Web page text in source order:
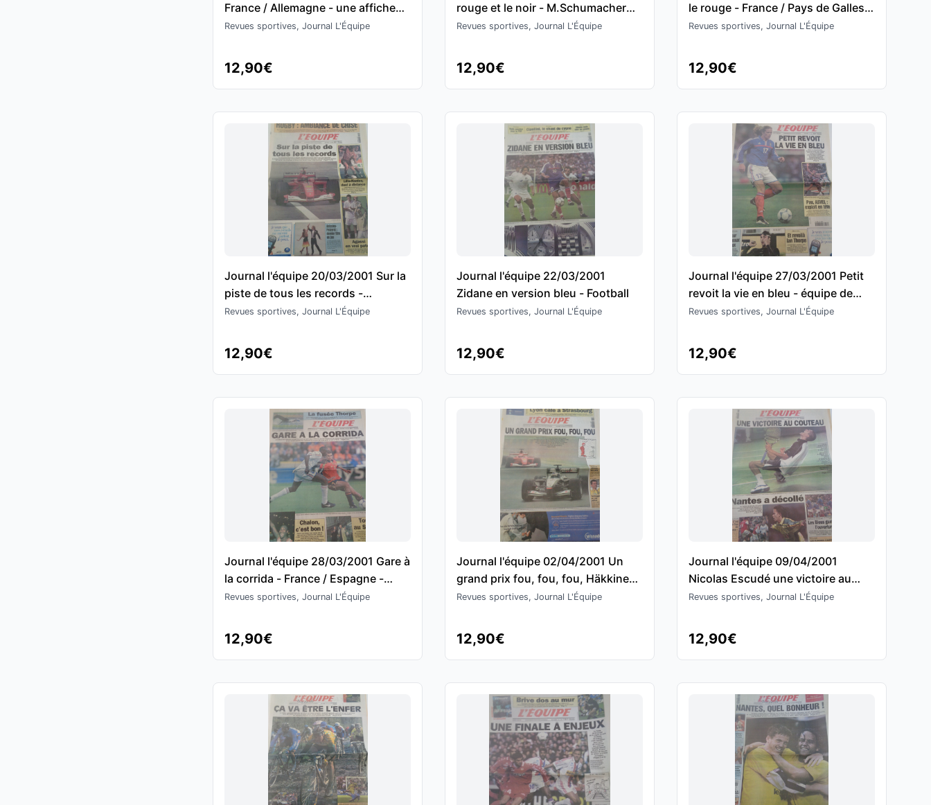
France / Allemagne - une affiche
indémodable - Football
Revues sportives, Journal L'Équipe
12,90€
rouge et le noir - M.Schumacher
remporte le GP d'Australie -
Revues sportives, Journal L'Équipe
12,90€
le rouge - France / Pays de Galles -
Tournoi des Six Nations - rugby
Revues sportives, Journal L'Équipe
12,90€
Journal l'équipe 20/03/2001 Sur la
piste de tous les records -
M.Schumacher 46 victoires en GP
Revues sportives, Journal L'Équipe
12,90€
Journal l'équipe 22/03/2001
Zidane en version bleu - Football
Revues sportives, Journal L'Équipe
12,90€
Journal l'équipe 27/03/2001 Petit
revoit la vie en bleu - équipe de
France - Football
Revues sportives, Journal L'Équipe
12,90€
Journal l'équipe 28/03/2001 Gare à
la corrida - France / Espagne -
Football
Revues sportives, Journal L'Équipe
12,90€
Journal l'équipe 02/04/2001 Un
grand prix fou, fou, fou, Häkkinen
- Montoya - Schumacher - Formule
Revues sportives, Journal L'Équipe
12,90€
Journal l'équipe 09/04/2001
Nicolas Escudé une victoire au
couteau - Coupe Davis - tennis
Revues sportives, Journal L'Équipe
12,90€